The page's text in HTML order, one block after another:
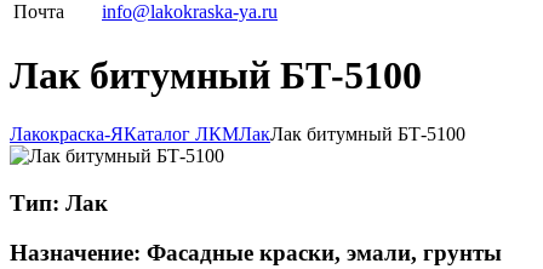
Почта
info@lakokraska-ya.ru
Лак битумный БТ-5100
Лакокраска-ЯКаталог ЛКМЛакЛак битумный БТ-5100
Тип: Лак
Назначение: Фасадные краски, эмали, грунты